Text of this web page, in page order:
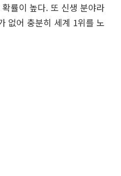
률이 높다. 또 신생 분야라
없어 충분히 세계 1위를 노